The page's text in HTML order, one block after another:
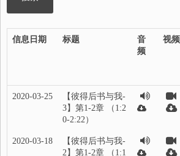
信息日期 标题
音
频
视频
2020-03-25
【彼得后书与我-
3】第1-2章 （1:2
0-2:22）
2020-03-18
【彼得后书与我-
2】第1-2章 （1:1